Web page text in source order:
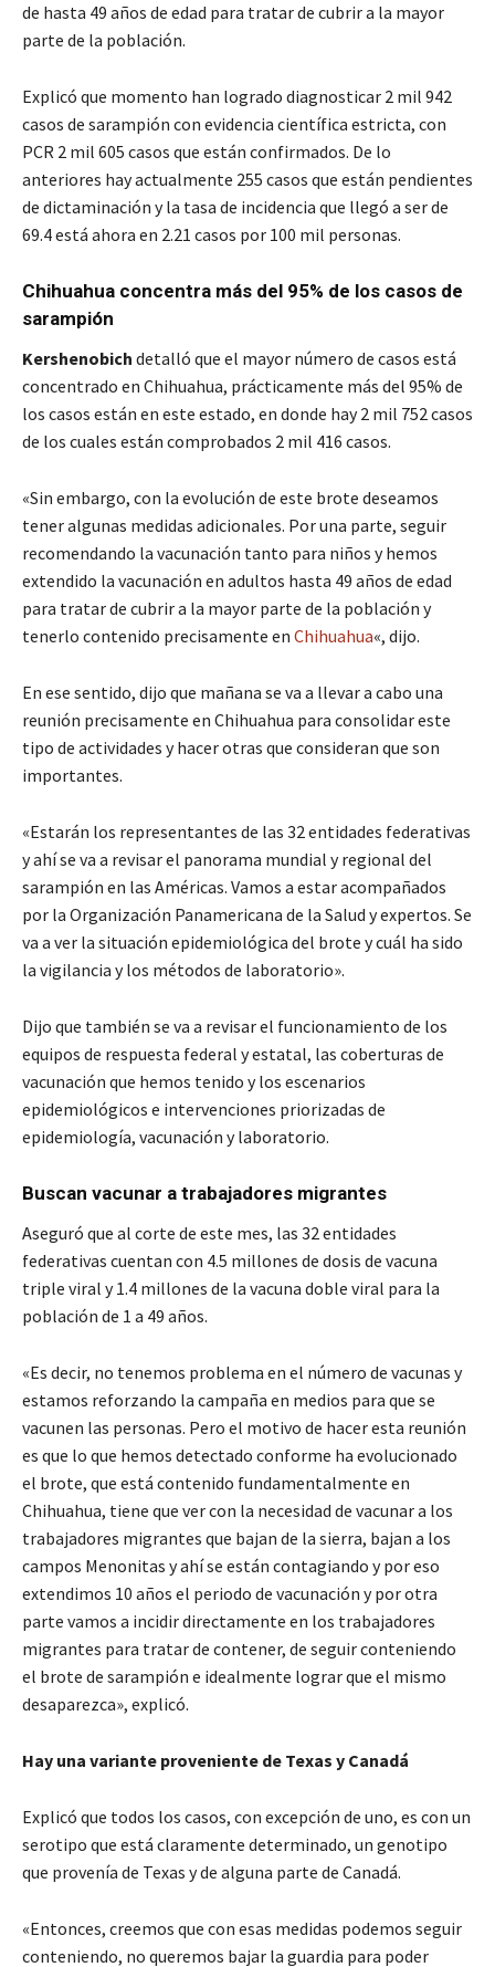
de hasta 49 años de edad para tratar de cubrir a la mayor
parte de la población.
Explicó que momento han logrado diagnosticar 2 mil 942
casos de sarampión con evidencia científica estricta, con
PCR 2 mil 605 casos que están confirmados. De lo
anteriores hay actualmente 255 casos que están pendientes
de dictaminación y la tasa de incidencia que llegó a ser de
69.4 está ahora en 2.21 casos por 100 mil personas.
Chihuahua concentra más del 95% de los casos de
sarampión
Kershenobich detalló que el mayor número de casos está
concentrado en Chihuahua, prácticamente más del 95% de
los casos están en este estado, en donde hay 2 mil 752 casos
de los cuales están comprobados 2 mil 416 casos.
«Sin embargo, con la evolución de este brote deseamos
tener algunas medidas adicionales. Por una parte, seguir
recomendando la vacunación tanto para niños y hemos
extendido la vacunación en adultos hasta 49 años de edad
para tratar de cubrir a la mayor parte de la población y
tenerlo contenido precisamente en Chihuahua«, dijo.
En ese sentido, dijo que mañana se va a llevar a cabo una
reunión precisamente en Chihuahua para consolidar este
tipo de actividades y hacer otras que consideran que son
importantes.
«Estarán los representantes de las 32 entidades federativas
y ahí se va a revisar el panorama mundial y regional del
sarampión en las Américas. Vamos a estar acompañados
por la Organización Panamericana de la Salud y expertos. Se
va a ver la situación epidemiológica del brote y cuál ha sido
la vigilancia y los métodos de laboratorio».
Dijo que también se va a revisar el funcionamiento de los
equipos de respuesta federal y estatal, las coberturas de
vacunación que hemos tenido y los escenarios
epidemiológicos e intervenciones priorizadas de
epidemiología, vacunación y laboratorio.
Buscan vacunar a trabajadores migrantes
Aseguró que al corte de este mes, las 32 entidades
federativas cuentan con 4.5 millones de dosis de vacuna
triple viral y 1.4 millones de la vacuna doble viral para la
población de 1 a 49 años.
«Es decir, no tenemos problema en el número de vacunas y
estamos reforzando la campaña en medios para que se
vacunen las personas. Pero el motivo de hacer esta reunión
es que lo que hemos detectado conforme ha evolucionado
el brote, que está contenido fundamentalmente en
Chihuahua, tiene que ver con la necesidad de vacunar a los
trabajadores migrantes que bajan de la sierra, bajan a los
campos Menonitas y ahí se están contagiando y por eso
extendimos 10 años el periodo de vacunación y por otra
parte vamos a incidir directamente en los trabajadores
migrantes para tratar de contener, de seguir conteniendo
el brote de sarampión e idealmente lograr que el mismo
desaparezca», explicó.
Hay una variante proveniente de Texas y Canadá
Explicó que todos los casos, con excepción de uno, es con un
serotipo que está claramente determinado, un genotipo
que provenía de Texas y de alguna parte de Canadá.
«Entonces, creemos que con esas medidas podemos seguir
conteniendo, no queremos bajar la guardia para poder